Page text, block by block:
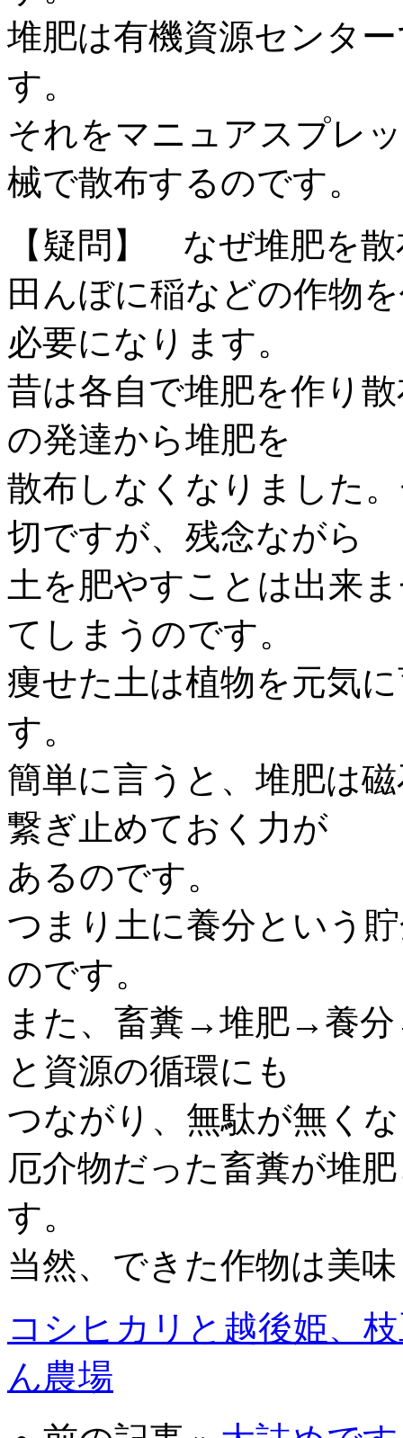
堆肥は有機資源センタ
す。
それをマニュアスプレ
械で散布するのです。
【疑問】 なぜ堆肥を
田んぼに稲などの作物
必要になります。
昔は各自で堆肥を作り
の発達から堆肥を
散布しなくなりました
切ですが、残念ながら
土を肥やすことは出来
てしまうのです。
痩せた土は植物を元気
す。
簡単に言うと、堆肥は
繋ぎ止めておく力が
あるのです。
つまり土に養分という
のです。
また、畜糞→堆肥→養
と資源の循環にも
つながり、無駄が無く
厄介物だった畜糞が堆
す。
当然、できた作物は美
コシヒカリと越後姫、
ん農場